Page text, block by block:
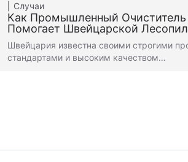
Случаи
Как Промышленный Очиститель
Помогает Швейцарской
Швейцария известна своими строгими
стандартами и высоким качеством…